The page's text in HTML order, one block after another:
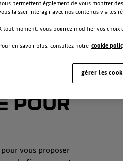
POUR
vous proposer
permettent également de vous montrer
laisser interagir avec nos contenus via les
tout moment, vous pourrez modifier vos choix
Pour en savoir plus, consultez notre cookie
gérer les